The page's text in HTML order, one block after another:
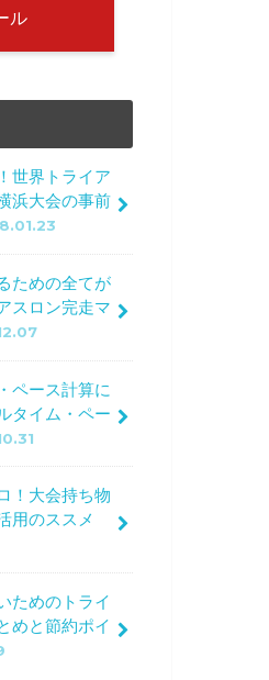
ル
世界トライア
浜大会の事前
ための全てが
スロン完走マ
ペース計算に
タイム・ペー
！大会持ち物
用のススメ
ためのトライ
めと節約ポイ